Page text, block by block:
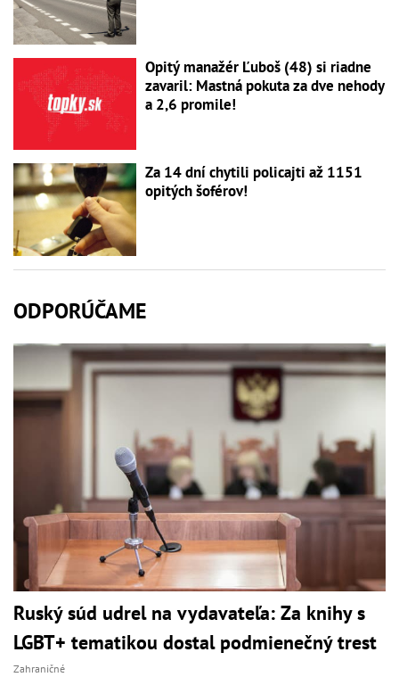
Opitý manažér Ľuboš (48) si riadne
zavaril: Mastná pokuta za dve nehody
a 2,6 promile!
Za 14 dní chytili policajti až 1151
opitých šoférov!
ODPORÚČAME
Ruský súd udrel na vydavateľa: Za knihy s
LGBT+ tematikou dostal podmienečný trest
Zahraničné